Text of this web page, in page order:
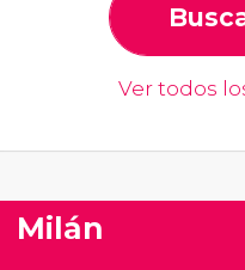
Ver todos
Milán